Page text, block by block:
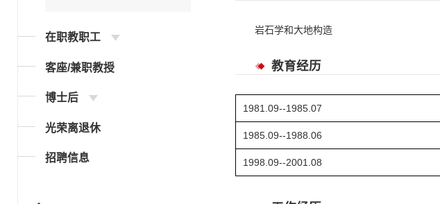
在职教职工
客座/兼职教授
博士后
光荣离退休
招聘信息
岩石学和大地构造
教育经历
1981.09--1985.07
1985.09--1988.06
1998.09--2001.08